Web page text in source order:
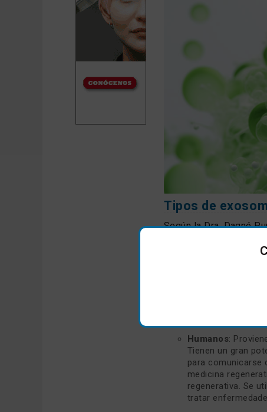
Tipos de
Según la Dra. Dagné
:
: Se
los procesos
Humanos:
Tienen un gran
para comunicarse
medicina
regenerativa. Se
tratar